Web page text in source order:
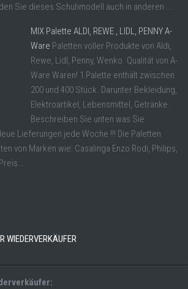
Sie dieses Schuhmodell auch in anderen ...
MIX Palette ALDI, REWE , LIDL, PENNY A-
Ware Paletten voller Produkte von Aldi,
Rewe, Lidl, Penny, Wenko. Qualität von A-
Ware Waren! 1 Palette enthält zwischen
200 und 400 Stück. Darunter Bekleidung,
Elektroartikel, Lebensmittel, Getränke.
Beschreiben Sie unten was Sie
Lieferungen jede Woche !!! Die Paletten
von Marken wie: Casalinga Enzo Rodi, Philips,
...
WIEDERVERKÄUFER